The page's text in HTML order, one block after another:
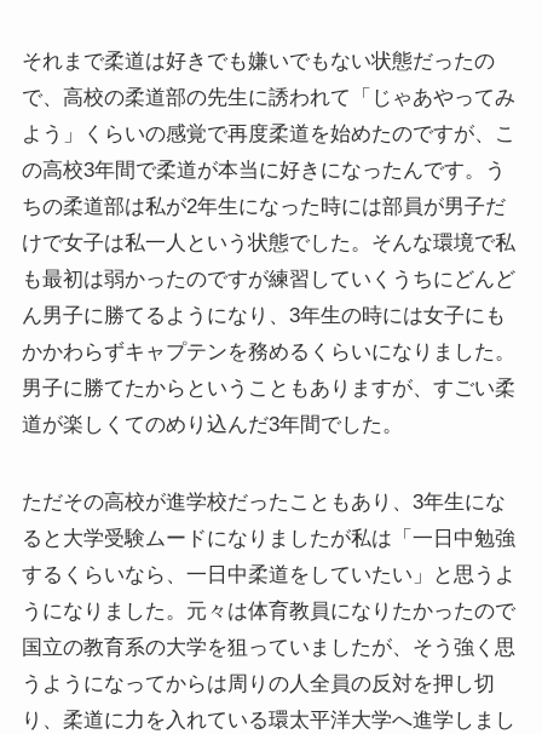
それまで柔道は好きでも嫌いでもない状態だったの
で、高校の柔道部の先生に誘われて「じゃあやってみ
よう」くらいの感覚で再度柔道を始めたのですが、こ
の高校3年間で柔道が本当に好きになったんです。う
ちの柔道部は私が2年生になった時には部員が男子だ
けで女子は私一人という状態でした。そんな環境で私
も最初は弱かったのですが練習していくうちにどんど
ん男子に勝てるようになり、3年生の時には女子にも
かかわらずキャプテンを務めるくらいになりました。
男子に勝てたからということもありますが、すごい柔
道が楽しくてのめり込んだ3年間でした。
ただその高校が進学校だったこともあり、3年生にな
ると大学受験ムードになりましたが私は「一日中勉強
するくらいなら、一日中柔道をしていたい」と思うよ
うになりました。元々は体育教員になりたかったので
国立の教育系の大学を狙っていましたが、そう強く思
うようになってからは周りの人全員の反対を押し切
り、柔道に力を入れている環太平洋大学へ進学しまし